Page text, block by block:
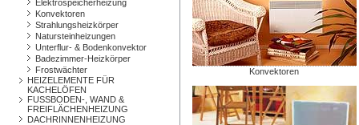
Elektrospeicherheizung
Konvektoren
Strahlungsheizkörper
Natursteinheizungen
Unterflur- & Bodenkonvektor
Badezimmer-Heizkörper
Frostwächter
HEIZELEMENTE FÜR
KACHELÖFEN
FUSSBODEN-, WAND &
FREIFLÄCHENHEIZUNG
DACHRINNENHEIZUNG
Konvektoren